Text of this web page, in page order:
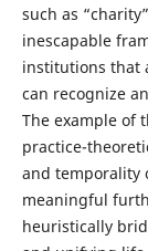
such as
inescapable
institutions that
can recognize
The example of
practice-
and temporality
meaningful
heuristically